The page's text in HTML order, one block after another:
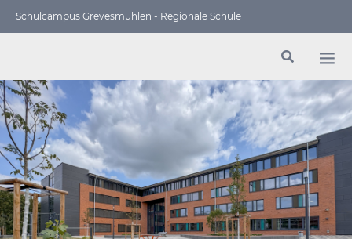
Schulcampus Grevesmühlen - Regionale Schule